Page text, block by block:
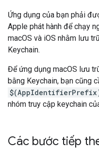
Ứng dụng của bạn phải
Apple phát hành để chạy
macOS và iOS nhằm lưu
Keychain.
Để ứng dụng macOS lưu
bằng Keychain, bạn cũng
nhóm truy cập keychain
Các bước tiếp